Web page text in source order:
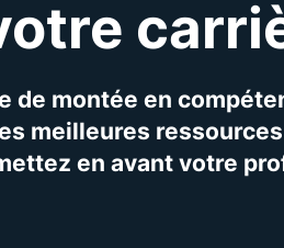
de montée en
meilleures
en avant votre